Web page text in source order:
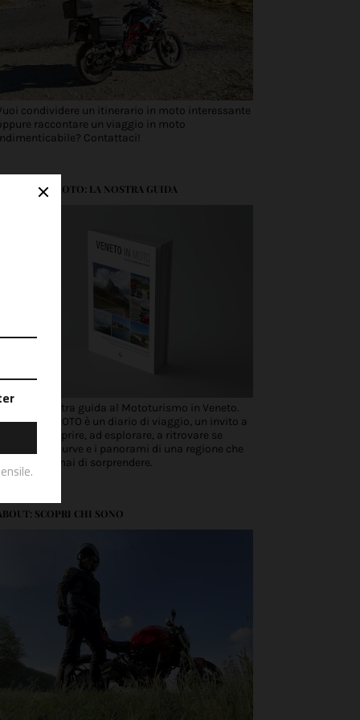
condividere un itinerario in moto interessante
raccontare un viaggio in moto
Contattaci!
IN MOTO: LA NOSTRA GUIDA
la nostra guida al Mototurismo in Veneto.
IN MOTO è un diario di viaggio, un invito a
a scoprire, ad esplorare, a ritrovare se
tra le curve e i panorami di una regione che
smette mai di sorprendere.
SCOPRI CHI SONO